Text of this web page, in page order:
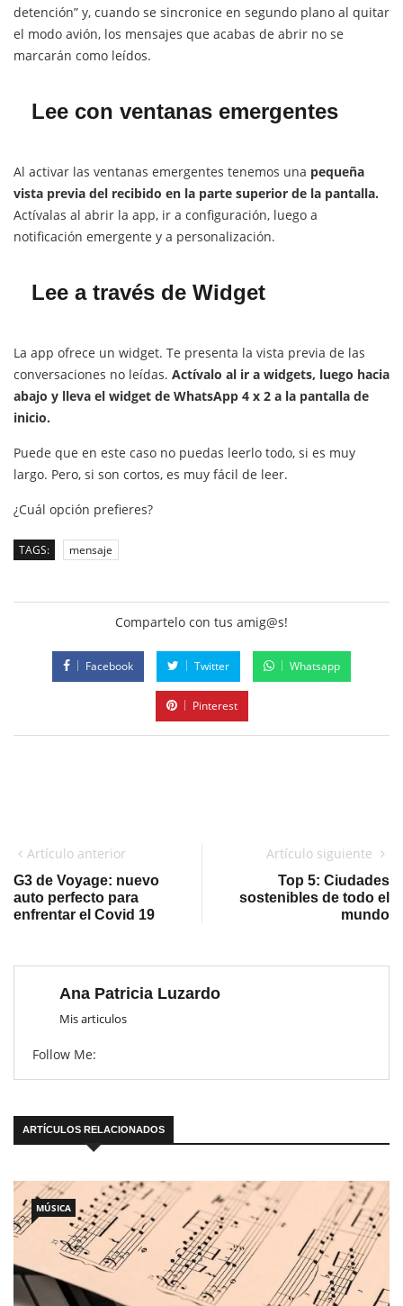
detención” y, cuando se sincronice en segundo plano al quitar
el modo avión, los mensajes que acabas de abrir no se
marcarán como leídos.
Lee con ventanas emergentes
Al activar las ventanas emergentes tenemos una pequeña
vista previa del recibido en la parte superior de la pantalla.
Actívalas al abrir la app, ir a configuración, luego a
notificación emergente y a personalización.
Lee a través de Widget
La app ofrece un widget. Te presenta la vista previa de las
conversaciones no leídas. Actívalo al ir a widgets, luego hacia
abajo y lleva el widget de WhatsApp 4 x 2 a la pantalla de
inicio.
Puede que en este caso no puedas leerlo todo, si es muy
largo. Pero, si son cortos, es muy fácil de leer.
¿Cuál opción prefieres?
TAGS: mensaje
Compartelo con tus amig@s!
Facebook Twitter Whatsapp
Pinterest
Artículo anterior
G3 de Voyage: nuevo
auto perfecto para
enfrentar el Covid 19
Artículo siguiente
Top 5: Ciudades
sostenibles de todo el
mundo
Ana Patricia Luzardo
Mis articulos
Follow Me:
ARTÍCULOS RELACIONADOS
MÚSICA